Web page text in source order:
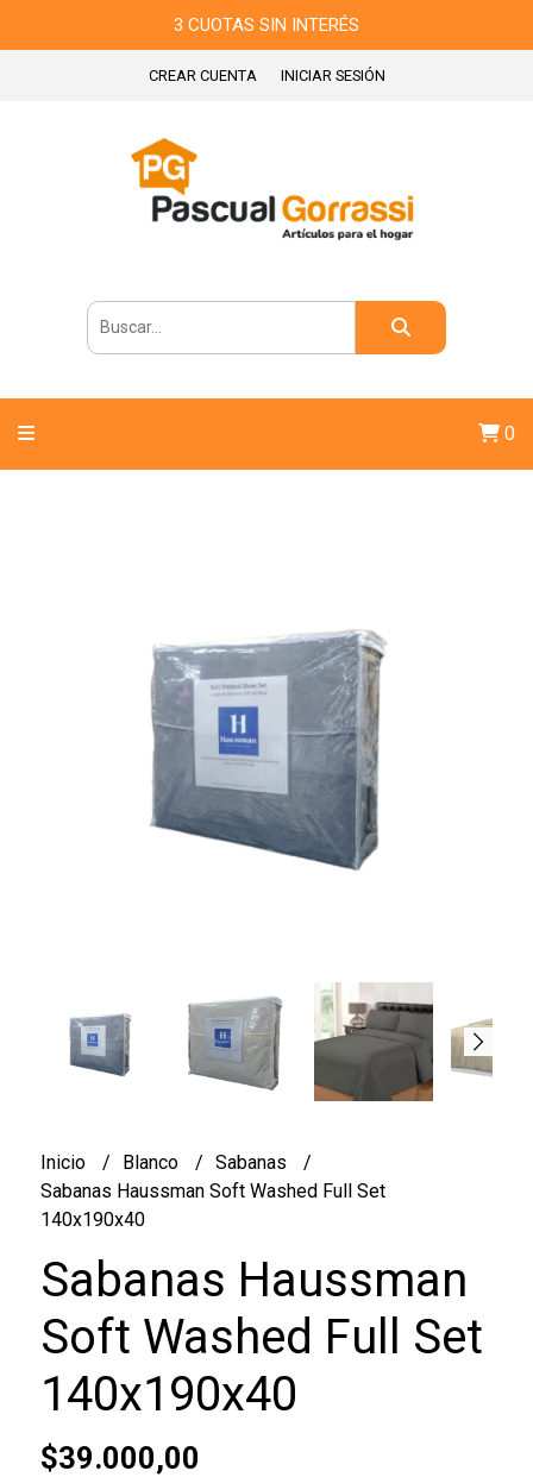
3 CUOTAS SIN INTERÉS
CREAR CUENTA INICIAR SESIÓN
0
Inicio Blanco
Sabanas
Sabanas Haussman Soft Washed Full Set
140x190x40
Sabanas Haussman
Soft Washed Full Set
140x190x40
$39.000,00